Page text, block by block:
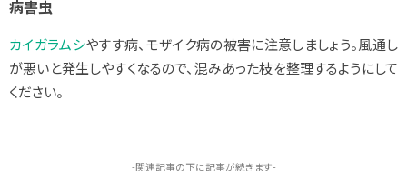
病害虫
カイガラムシやすす病、モザイク病の被害に注意しましょう。風通し
が悪いと発生しやすくなるので、混みあった枝を整理するようにして
ください。
-関連記事の下に記事が続きます-